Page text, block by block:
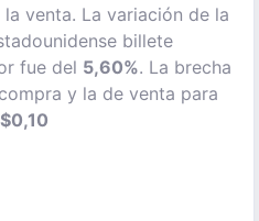
la venta. La variación de la
billete
fue del 5,60%. La brecha
y la de venta para
$0,10